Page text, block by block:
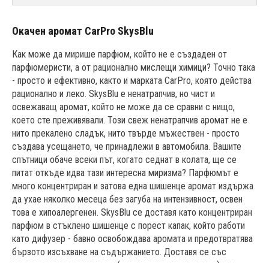
Окачен аромат CarPro SkysBlu
Как може да мирише парфюм, който не е създаден от
парфюмеристи, а от рационално мислещи химици? Точно така
- просто и ефективно, както и марката CarPro, която действа
рационално и леко. SkysBlu е ненатрапчив, но чист и
освежаващ аромат, който не може да се сравни с нищо,
което сте преживявали. Този свеж ненатрапчив аромат не е
нито прекалено сладък, нито твърде мъжествен - просто
създава усещането, че принадлежи в автомобила. Вашите
спътници обаче всеки път, когато седнат в колата, ще се
питат откъде идва тази интересна миризма? Парфюмът е
много концентриран и затова една шишенце аромат издържа
да ухае няколко месеца без загуба на интензивност, освен
това е хипоалергенен. SkysBlu се доставя като концентриран
парфюм в стъклено шишенце с порест капак, който работи
като дифузер - бавно освобождава аромата и предотвратява
бързото изсъхване на съдържанието. Доставя се със